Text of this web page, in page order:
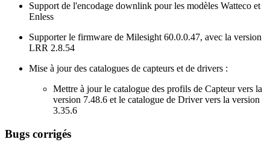
Support de l'encodage downlink pour les modèles Watteco et
Enless
Supporter le firmware de Milesight 60.0.0.47, avec la version
LRR 2.8.54
Mise à jour des catalogues de capteurs et de drivers :
Mettre à jour le catalogue des profils de Capteur vers la
version 7.48.6 et le catalogue de Driver vers la version
3.35.6
Bugs corrigés